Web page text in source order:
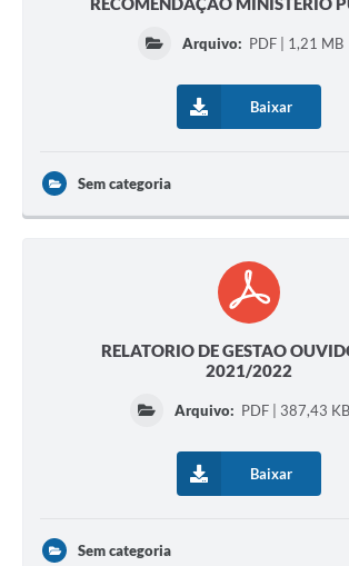
Arquivo: PDF | 1,21 MB
Baixar
Sem categoria
RELATORIO DE GESTAO
2021/2022
Arquivo: PDF | 387,43 KB
Baixar
Sem categoria